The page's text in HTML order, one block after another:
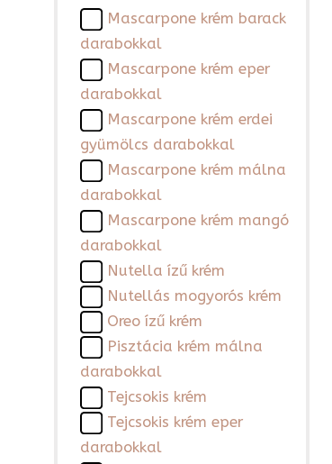
Mascarpone krém barack
darabokkal
Mascarpone krém eper
darabokkal
Mascarpone krém erdei
gyümölcs darabokkal
Mascarpone krém málna
darabokkal
Mascarpone krém mangó
darabokkal
Nutella ízű krém
Nutellás mogyorós krém
Oreo ízű krém
Pisztácia krém málna
darabokkal
Tejcsokis krém
Tejcsokis krém eper
darabokkal